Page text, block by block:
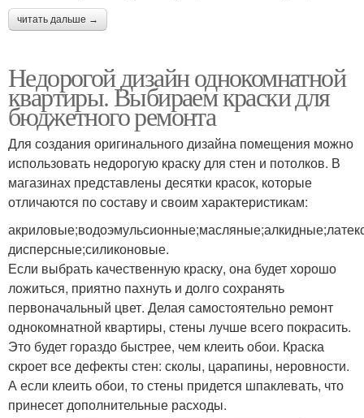
читать дальше →
Недорогой дизайн однокомнатной
квартиры. Выбираем краски для
бюджетного ремонта
Для создания оригинального дизайна помещения можно
использовать недорогую краску для стен и потолков. В
магазинах представлены десятки красок, которые
отличаются по составу и своим характеристикам:
дисперсные;силиконовые.
Если выбрать качественную краску, она будет хорошо
ложиться, приятно пахнуть и долго сохранять
первоначальный цвет. Делая самостоятельно ремонт
однокомнатной квартиры, стены лучше всего покрасить.
Это будет гораздо быстрее, чем клеить обои. Краска
скроет все дефекты стен: сколы, царапины, неровности.
А если клеить обои, то стены придется шпаклевать, что
принесет дополнительные расходы.